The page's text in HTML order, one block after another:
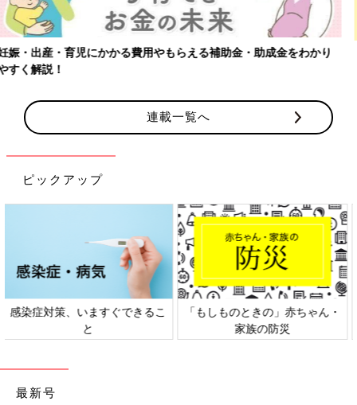
【ワクチン接種できるものも】妊婦の感染症対策、知っておいて！
連載一覧へ
ピックアップ
日本外来小児科学会リーフレッ
ト検討会
六星占術 細木かおりさんの人生
相談
最新号